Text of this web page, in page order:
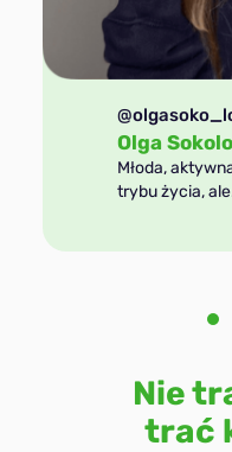
Olga
Młoda,
trybu życia,
Nie
trać